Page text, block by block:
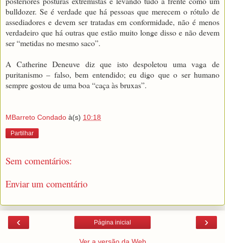
bulldozer. Se é verdade que há pessoas que merecem o rótulo de
assediadores e devem ser tratadas em conformidade, não é menos
verdadeiro que há outras que estão muito longe disso e não devem
ser “metidas no mesmo saco”.
A Catherine Deneuve diz que isto despoletou uma vaga de
puritanismo – falso, bem entendido; eu digo que o ser humano
sempre gostou de uma boa “caça às bruxas”.
MBarreto Condado à(s) 10:18
Partilhar
Sem comentários:
Enviar um comentário
‹ ›
Página inicial
Ver a versão da Web